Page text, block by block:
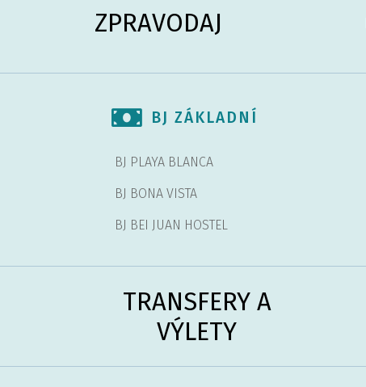
ZPRAVODAJ
BJ ZÁKLADNÍ
BJ PLAYA BLANCA
BJ BONA VISTA
BJ BEI JUAN HOSTEL
TRANSFERY A
VÝLETY